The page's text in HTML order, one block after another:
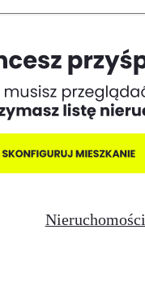
Nieruchomości